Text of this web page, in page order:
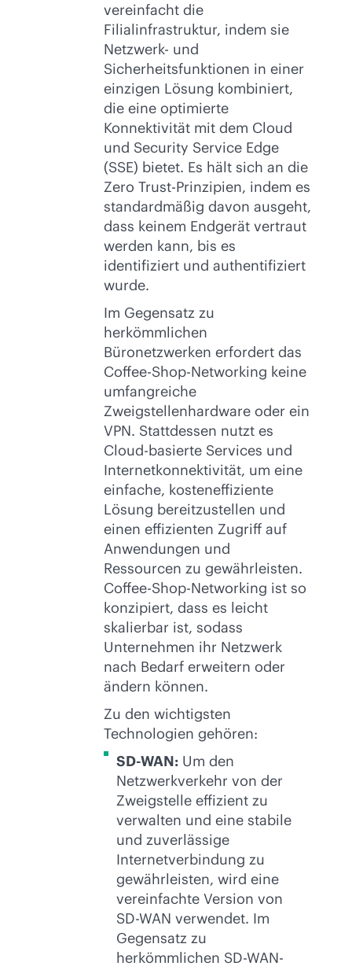
vereinfacht die
Filialinfrastruktur, indem sie
Netzwerk- und
Sicherheitsfunktionen in einer
einzigen Lösung kombiniert,
die eine optimierte
Konnektivität mit dem Cloud
und Security Service Edge
(SSE) bietet. Es hält sich an die
Zero Trust-Prinzipien, indem es
standardmäßig davon ausgeht,
dass keinem Endgerät vertraut
werden kann, bis es
identifiziert und authentifiziert
wurde.
Im Gegensatz zu
herkömmlichen
Büronetzwerken erfordert das
Coffee-Shop-Networking keine
umfangreiche
Zweigstellenhardware oder ein
VPN. Stattdessen nutzt es
Cloud-basierte Services und
Internetkonnektivität, um eine
einfache, kosteneffiziente
Lösung bereitzustellen und
einen effizienten Zugriff auf
Anwendungen und
Ressourcen zu gewährleisten.
Coffee-Shop-Networking ist so
konzipiert, dass es leicht
skalierbar ist, sodass
Unternehmen ihr Netzwerk
nach Bedarf erweitern oder
ändern können.
Zu den wichtigsten
Technologien gehören:
SD-WAN: Um den
Netzwerkverkehr von der
Zweigstelle effizient zu
verwalten und eine stabile
und zuverlässige
Internetverbindung zu
gewährleisten, wird eine
vereinfachte Version von
SD-WAN verwendet. Im
Gegensatz zu
herkömmlichen SD-WAN-